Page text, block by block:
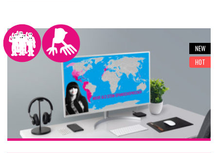
südamerikanische Musik als Beispiel nehmen, Aber auch
POP/Rock kommt bei diesem Kurs nicht zu knapp.
NEW
HOT